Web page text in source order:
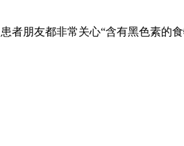
者朋友都非常关心“含有黑色素